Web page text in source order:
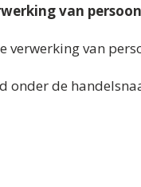
van
van
onder de